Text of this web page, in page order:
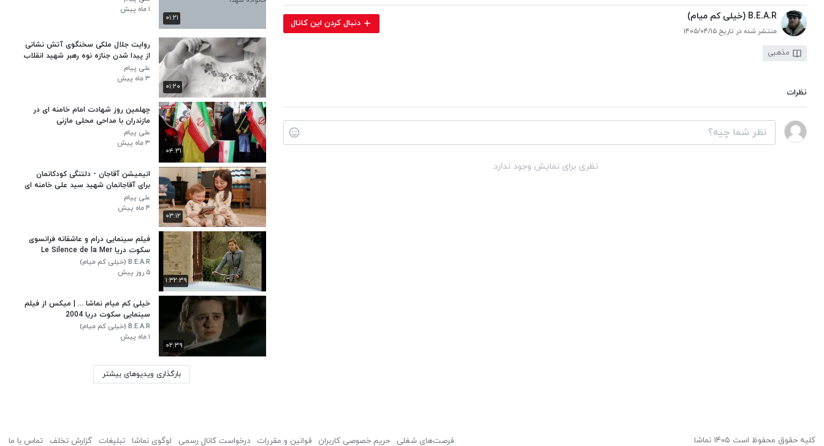
B.E.A.R (خیلی کم میام)
منتشر شده در تاریخ ۱۴۰۵/۰۴/۱۵
دنبال کردن این کانال
مذهبی
نظرات
نظری برای نمایش وجود ندارد.
۰۱:۲۱
۱ ماه پیش
۰۱:۲۰
روایت جلال ملکی سخنگوی آتش نشانی
از پیدا شدن جنازه نوه رهبر شهید انقلاب
- جنگ رمضان
علی پیام
۳ ماه پیش
۰۴:۳۱
چهلمین روز شهادت امام خامنه ای در
مازندران با مداحی محلی مازنی
علی پیام
۳ ماه پیش
۰۳:۱۲
انیمیشن آقاجان - دلتنگی کودکانمان
برای آقاجانمان شهید سید علی خامنه ای
عزیز
علی پیام
۴ ماه پیش
۱:۳۲:۳۹
فیلم سینمایی درام و عاشقانه فرانسوی
سکوت دریا Le Silence de la Mer
2004 با زیرنویس فارسی
B.E.A.R (خیلی کم میام)
۵ روز پیش
۰۲:۳۹
خیلی کم میام نماشا ... | میکس از فیلم
سینمایی سکوت دریا 2004
B.E.A.R (خیلی کم میام)
۱ ماه پیش
بارگذاری ویدیوهای بیشتر
کلیه حقوق محفوظ است ۱۴۰۵ نماشا فرصت‌های شغلی حریم خصوصی کاربران قوانین و مقررات درخواست کانال رسمی لوگوی نماشا تبلیغات گزارش تخلف تماس با ما